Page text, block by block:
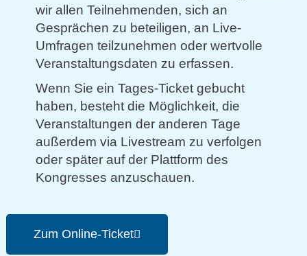
wir allen Teilnehmenden, sich an
Gesprächen zu beteiligen, an Live-
Umfragen teilzunehmen oder wertvolle
Veranstaltungsdaten zu erfassen.
Wenn Sie ein Tages-Ticket gebucht
haben, besteht die Möglichkeit, die
Veranstaltungen der anderen Tage
außerdem via Livestream zu verfolgen
oder später auf der Plattform des
Kongresses anzuschauen.
Zum Online-Ticket